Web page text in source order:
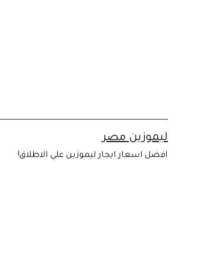
ليموزين مصر
افضل اسعار ايجار ليموزين علي الاطلاق!